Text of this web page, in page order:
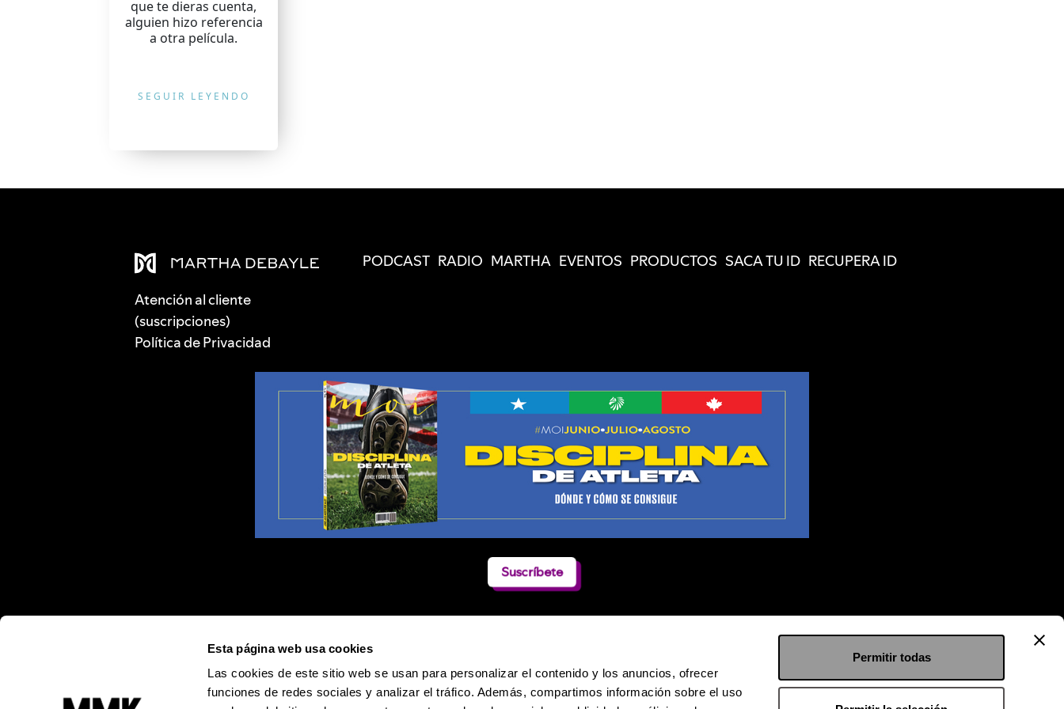
Esta página web usa cookies
Las cookies de este sitio web se usan para personalizar el contenido y los anuncios, ofrecer
funciones de redes sociales y analizar el tráfico. Además, compartimos información sobre el uso
Permitir todas
que te dieras cuenta,
alguien hizo referencia
a otra película.
SEGUIR LEYENDO
Atención al cliente
(suscripciones)
Política de Privacidad
PODCAST RADIO MARTHA EVENTOS PRODUCTOS SACA TU ID RECUPERA ID
Suscríbete